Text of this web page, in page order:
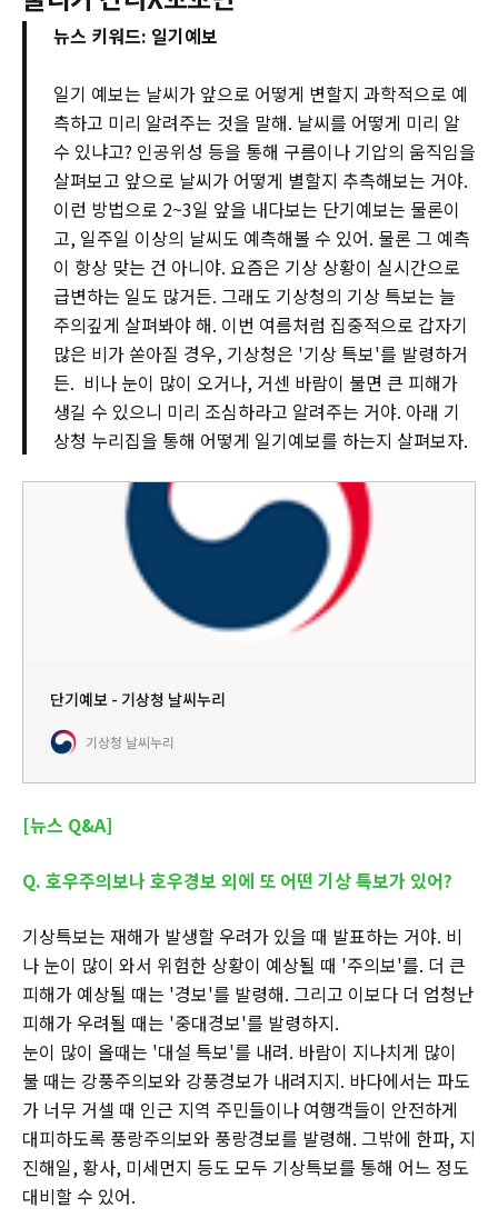
뉴스 키워드: 일기예보
일기 예보는 날씨가 앞으로 어떻게 변할지 과학적으로 예
측하고 미리 알려주는 것을 말해. 날씨를 어떻게 미리 알
수 있냐고? 인공위성 등을 통해 구름이나 기압의 움직임을
살펴보고 앞으로 날씨가 어떻게 별할지 추측해보는 거야.
이런 방법으로 2~3일 앞을 내다보는 단기예보는 물론이
고, 일주일 이상의 날씨도 예측해볼 수 있어. 물론 그 예측
이 항상 맞는 건 아니야. 요즘은 기상 상황이 실시간으로
급변하는 일도 많거든. 그래도 기상청의 기상 특보는 늘
주의깊게 살펴봐야 해. 이번 여름처럼 집중적으로 갑자기
많은 비가 쏟아질 경우, 기상청은 '기상 특보'를 발령하거
든. 비나 눈이 많이 오거나, 거센 바람이 불면 큰 피해가
생길 수 있으니 미리 조심하라고 알려주는 거야. 아래 기
상청 누리집을 통해 어떻게 일기예보를 하는지 살펴보자.
단기예보 - 기상청 날씨누리
기상청 날씨누리
[뉴스 Q&A]
Q. 호우주의보나 호우경보 외에 또 어떤 기상 특보가 있어?
기상특보는 재해가 발생할 우려가 있을 때 발표하는 거야. 비
나 눈이 많이 와서 위험한 상황이 예상될 때 '주의보'를. 더 큰
피해가 예상될 때는 '경보'를 발령해. 그리고 이보다 더 엄청난
피해가 우려될 때는 '중대경보'를 발령하지.
눈이 많이 올때는 '대설 특보'를 내려. 바람이 지나치게 많이
불 때는 강풍주의보와 강풍경보가 내려지지. 바다에서는 파도
가 너무 거셀 때 인근 지역 주민들이나 여행객들이 안전하게
대피하도록 풍랑주의보와 풍랑경보를 발령해. 그밖에 한파, 지
진해일, 황사, 미세먼지 등도 모두 기상특보를 통해 어느 정도
대비할 수 있어.